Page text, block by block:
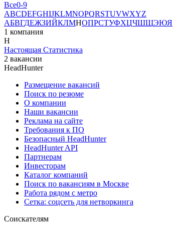
Все0-9
ABCDEFGHIJKLMNOPQRSTUVWXYZ
АБВГДЕЖЗИЙКЛМНОПРСТУФХЦЧШЩЭЮЯ
1 компания
Н
Настоящая Статистика
2 вакансии
HeadHunter
Размещение вакансий
Поиск по резюме
О компании
Наши вакансии
Реклама на сайте
Требования к ПО
Безопасный HeadHunter
HeadHunter API
Партнерам
Инвесторам
Каталог компаний
Поиск по вакансиям в Москве
Работа рядом с метро
Сетка: соцсеть для нетворкинга
Соискателям